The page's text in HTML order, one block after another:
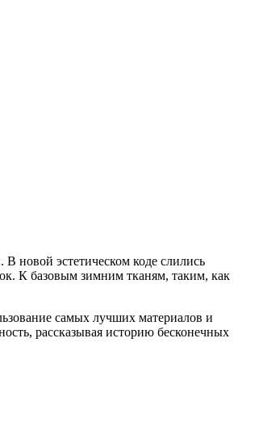
новой эстетическом коде слились
К базовым зимним тканям, таким, как
самых лучших материалов и
рассказывая историю бесконечных